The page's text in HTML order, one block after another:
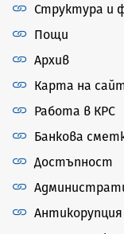
Структура и
Пощи
Архив
Карта на
Работа в КРС
Банкова
Достъпност
Антикорупция